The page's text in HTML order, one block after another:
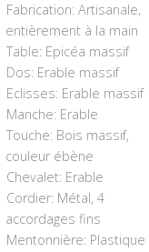
Fabrication: Artisanale,
entièrement à la main
Table: Epicéa massif
Dos: Erable massif
Eclisses: Erable massif
Manche: Erable
Touche: Bois massif,
couleur ébène
Chevalet: Erable
Cordier: Métal, 4
accordages fins
Mentonnière: Plastique